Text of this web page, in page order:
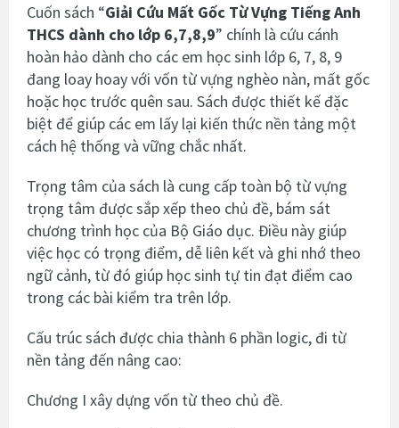
Cuốn sách “Giải Cứu Mất Gốc Từ Vựng Tiếng Anh
THCS dành cho lớp 6,7,8,9” chính là cứu cánh
hoàn hảo dành cho các em học sinh lớp 6, 7, 8, 9
đang loay hoay với vốn từ vựng nghèo nàn, mất gốc
hoặc học trước quên sau. Sách được thiết kế đặc
biệt để giúp các em lấy lại kiến thức nền tảng một
cách hệ thống và vững chắc nhất.
Trọng tâm của sách là cung cấp toàn bộ từ vựng
trọng tâm được sắp xếp theo chủ đề, bám sát
chương trình học của Bộ Giáo dục. Điều này giúp
việc học có trọng điểm, dễ liên kết và ghi nhớ theo
ngữ cảnh, từ đó giúp học sinh tự tin đạt điểm cao
trong các bài kiểm tra trên lớp.
Cấu trúc sách được chia thành 6 phần logic, đi từ
nền tảng đến nâng cao:
Chương I xây dựng vốn từ theo chủ đề.